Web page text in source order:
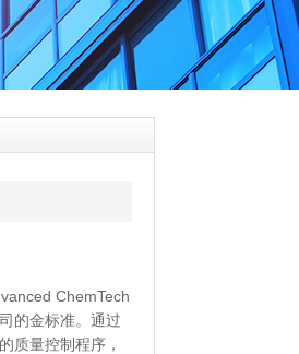
ChemTech
的金标准。通过
质量控制程序，